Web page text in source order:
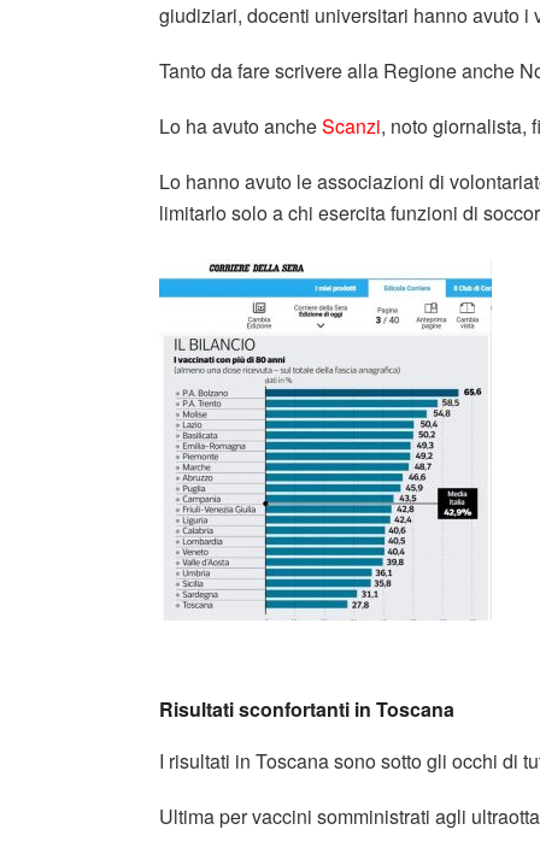
giudiziari, docenti universitari hanno avuto i
Tanto da fare scrivere alla Regione anche
Lo ha avuto ancheScanzi, noto giornalista,
Lo hanno avuto le associazioni di
limitarlo solo a chi esercita funzioni di
Risultati sconfortanti in Toscana
I risultati in Toscana sono sotto gli occhi di
Ultima per vaccini somministrati agli